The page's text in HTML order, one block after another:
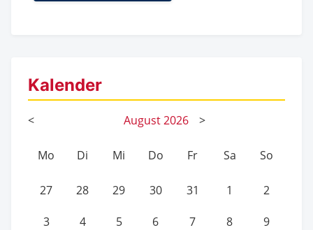
Kalender
< August2026 >
Mo Di Mi Do Fr Sa So
27 28 29 30 31 1 2
3 4 5 6 7 8 9